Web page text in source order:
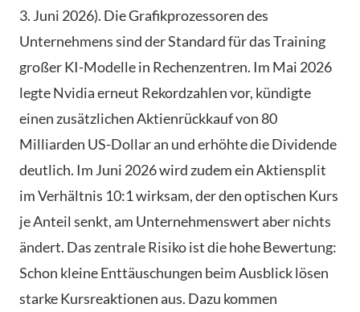
3. Juni 2026). Die Grafikprozessoren des
Unternehmens sind der Standard für das Training
großer KI-Modelle in Rechenzentren. Im Mai 2026
legte Nvidia erneut Rekordzahlen vor, kündigte
einen zusätzlichen Aktienrückkauf von 80
Milliarden US-Dollar an und erhöhte die Dividende
deutlich. Im Juni 2026 wird zudem ein Aktiensplit
im Verhältnis 10:1 wirksam, der den optischen Kurs
je Anteil senkt, am Unternehmenswert aber nichts
ändert. Das zentrale Risiko ist die hohe Bewertung:
Schon kleine Enttäuschungen beim Ausblick lösen
starke Kursreaktionen aus. Dazu kommen